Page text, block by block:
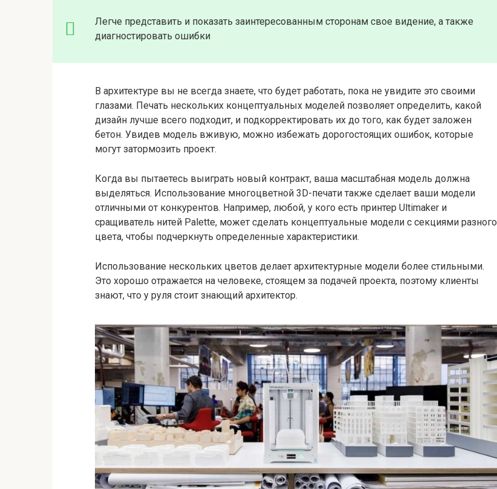
Легче представить и показать заинтересованным сторонам свое видение, а также
диагностировать ошибки
В архитектуре вы не всегда знаете, что будет работать, пока не увидите это своими
глазами. Печать нескольких концептуальных моделей позволяет определить, какой
дизайн лучше всего подходит, и подкорректировать их до того, как будет заложен
бетон. Увидев модель вживую, можно избежать дорогостоящих ошибок, которые
могут затормозить проект.
Когда вы пытаетесь выиграть новый контракт, ваша масштабная модель должна
выделяться. Использование многоцветной 3D-печати также сделает ваши модели
отличными от конкурентов. Например, любой, у кого есть принтер Ultimaker и
сращиватель нитей Palette, может сделать концептуальные модели с секциями разного
цвета, чтобы подчеркнуть определенные характеристики.
Использование нескольких цветов делает архитектурные модели более стильными.
Это хорошо отражается на человеке, стоящем за подачей проекта, поэтому клиенты
знают, что у руля стоит знающий архитектор.